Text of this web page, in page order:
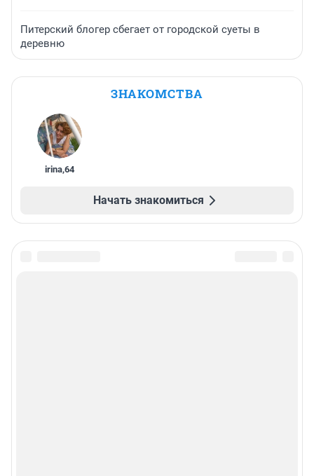
Питерский блогер сбегает от городской суеты в
деревню
ЗНАКОМСТВА
irina,64
Начать знакомиться